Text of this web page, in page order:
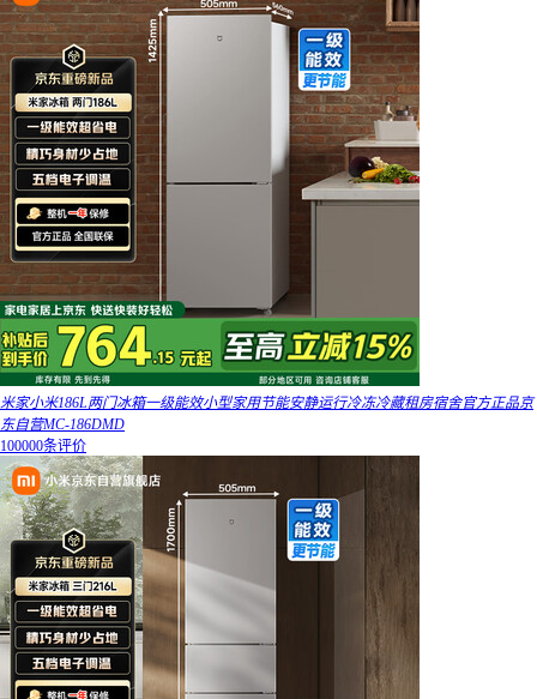
米家小米186L两门冰箱一级能效小型家用节能安静运行冷冻冷藏租房宿舍官方正品京
东自营MC-186DMD
100000条评价